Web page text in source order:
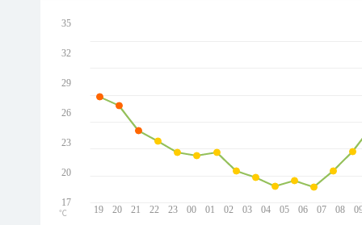
19 20 21 22 23 00 01 02 03 04 05 06 07 08
35
32
29
26
23
20
17
℃